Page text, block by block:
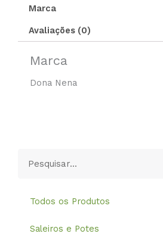
Marca
Avaliações (0)
Marca
Dona Nena
Todos os Produtos
Saleiros e Potes